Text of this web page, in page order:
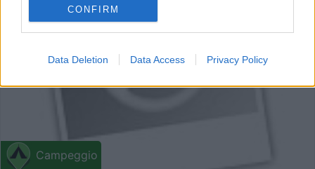
CONFIRM
Data Deletion Data Access Privacy Policy
Campeggio